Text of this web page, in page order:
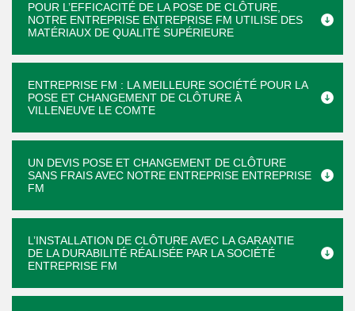
POUR L’EFFICACITÉ DE LA POSE DE CLÔTURE,
NOTRE ENTREPRISE ENTREPRISE FM UTILISE DES
MATÉRIAUX DE QUALITÉ SUPÉRIEURE
ENTREPRISE FM : LA MEILLEURE SOCIÉTÉ POUR LA
POSE ET CHANGEMENT DE CLÔTURE À
VILLENEUVE LE COMTE
UN DEVIS POSE ET CHANGEMENT DE CLÔTURE
SANS FRAIS AVEC NOTRE ENTREPRISE ENTREPRISE
FM
L’INSTALLATION DE CLÔTURE AVEC LA GARANTIE
DE LA DURABILITÉ RÉALISÉE PAR LA SOCIÉTÉ
ENTREPRISE FM